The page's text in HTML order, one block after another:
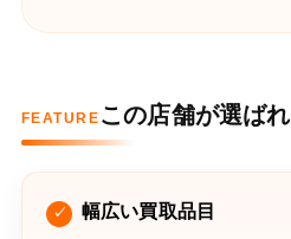
FEATURE この店舗が選ば
幅広い買取品目